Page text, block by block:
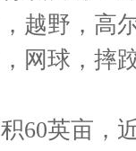
越野，高
网球，摔跤
60英亩，